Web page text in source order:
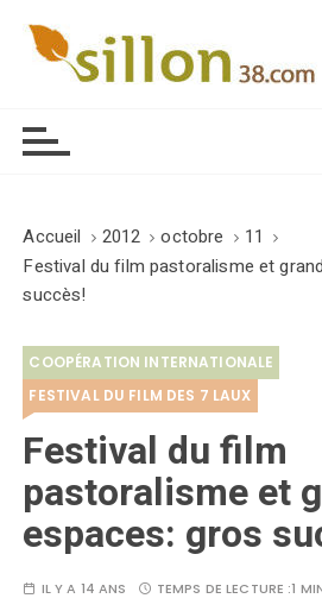
Accueil 2012 octobre
11
Festival du film pastoralisme et
succès!
COOPÉRATION INTERNATIONALE
FESTIVAL DU FILM DES 7 LAUX
Festival du film
pastoralisme et
espaces: gros
IL Y A 14 ANS TEMPS DE LECTURE :1